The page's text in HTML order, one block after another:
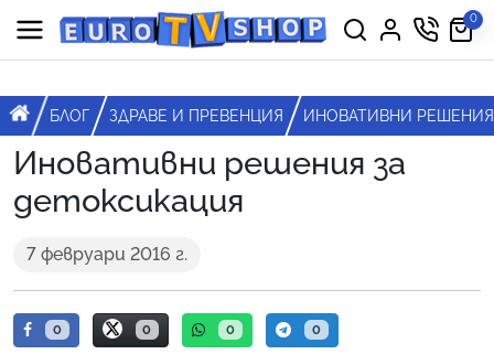
Премини към съдържанието
Горна навигация
0
НАЧАЛО
БЛОГ ЗДРАВЕ И ПРЕВЕНЦИЯ ИНОВАТИВНИ
Иновативни решения за
детоксикация
7 февруари 2016 г.
0 0 0 0